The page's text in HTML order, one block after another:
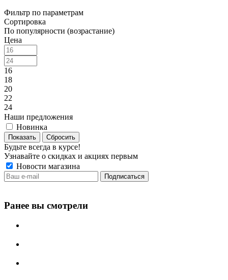
Фильтр по параметрам
Сортировка
По популярности (возрастание)
Цена
16
18
20
22
24
Наши предложения
Новинка
Сбросить
Будьте всегда в курсе!
Узнавайте о скидках и акциях первым
Новости магазина
Ранее вы смотрели